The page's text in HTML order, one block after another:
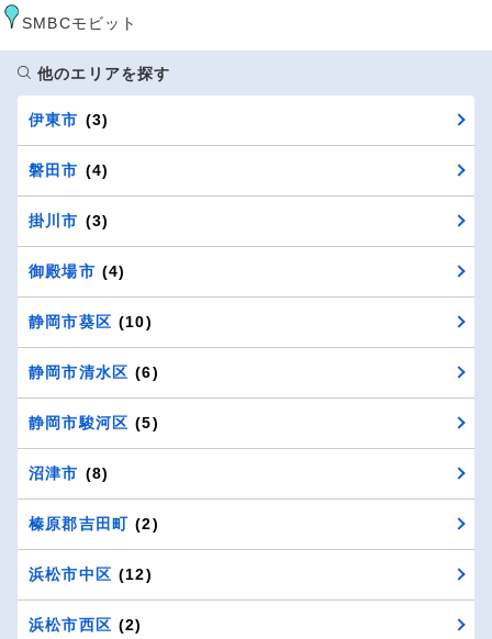
SMBCモビット
他のエリアを探す
伊東市 (3)
磐田市 (4)
掛川市 (3)
御殿場市 (4)
静岡市葵区 (10)
静岡市清水区 (6)
静岡市駿河区 (5)
沼津市 (8)
榛原郡吉田町 (2)
浜松市中区 (12)
浜松市西区 (2)